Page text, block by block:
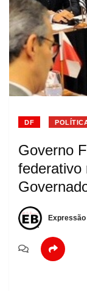
DF
Governo
federativo